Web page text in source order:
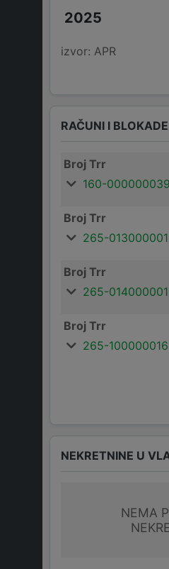
izvor: APR
RAČUNI I BLOKADE
Broj Trr
160-
Broj Trr
265-
Broj Trr
265-
Broj Trr
265-
NEKRETNINE U
NEMA